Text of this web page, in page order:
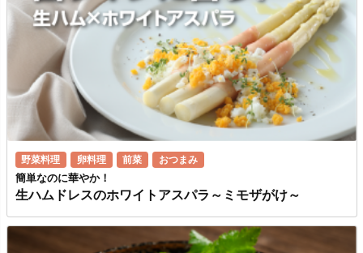
野菜料理 卵料理 前菜 おつまみ
簡単なのに華やか！
生ハムドレスのホワイトアスパラ～ミモザがけ～